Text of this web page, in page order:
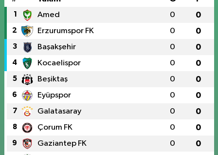
1 Amed 0 0
2 Erzurumspor FK 0 0
3 Başakşehir 0 0
4 Kocaelispor 0 0
5 Beşiktaş 0 0
6 Eyüpspor 0 0
7 Galatasaray 0 0
8 Çorum FK 0 0
9 Gaziantep FK 0 0